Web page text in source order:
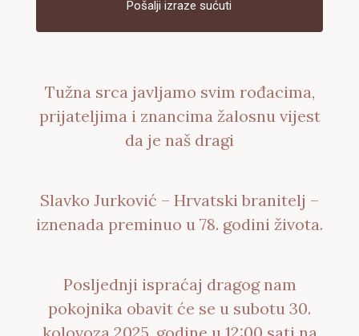
Pošalji izraze sućuti
Tužna srca javljamo svim rođacima,
prijateljima i znancima žalosnu vijest
da je naš dragi
Slavko Jurković – Hrvatski branitelj –
iznenada preminuo u 78. godini života.
Posljednji ispraćaj dragog nam
pokojnika obavit će se u subotu 30.